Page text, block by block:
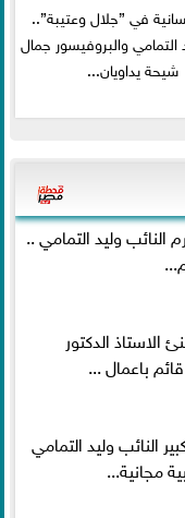
في ”جلال وعتيبة”..
التمامي والبروفيسور جمال
شيحة يداويان...
النائب وليد التمامي ..
الاستاذ الدكتور
باعمال ...
النائب وليد التمامي
مجانية...